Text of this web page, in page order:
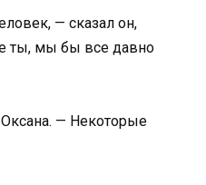
— сказал он,
ты, мы бы все давно
— Некоторые